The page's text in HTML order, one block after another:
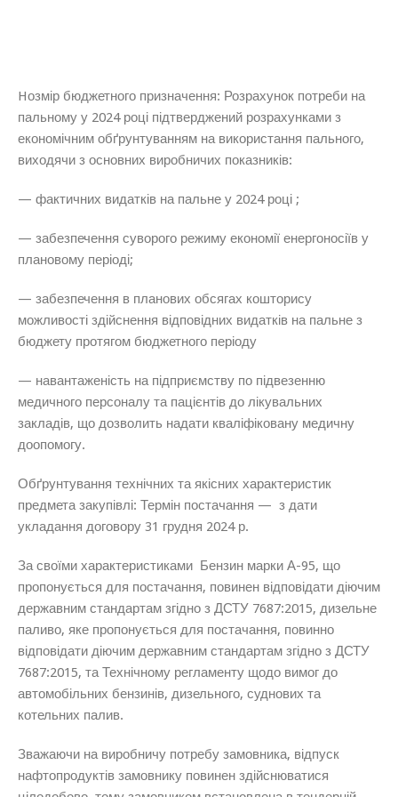
Hозмір бюджетного призначення: Розрахунок потреби на
пальному у 2024 році підтверджений розрахунками з
економічним обґрунтуванням на використання пального,
виходячи з основних виробничих показників:
— фактичних видатків на пальне у 2024 році ;
— забезпечення суворого режиму економії енергоносіїв у
плановому періоді;
— забезпечення в планових обсягах кошторису
можливості здійснення відповідних видатків на пальне з
бюджету протягом бюджетного періоду
— навантаженість на підприємству по підвезенню
медичного персоналу та пацієнтів до лікувальних
закладів, що дозволить надати кваліфіковану медичну
доопомогу.
Обґрунтування технічних та якісних характеристик
предмета закупівлі: Термін постачання — з дати
укладання договору 31 грудня 2024 р.
За своїми характеристиками Бензин марки А-95, що
пропонується для постачання, повинен відповідати діючим
державним стандартам згідно з ДСТУ 7687:2015, дизельне
паливо, яке пропонується для постачання, повинно
відповідати діючим державним стандартам згідно з ДСТУ
7687:2015, та Технічному регламенту щодо вимог до
автомобільних бензинів, дизельного, суднових та
котельних палив.
Зважаючи на виробничу потребу замовника, відпуск
нафтопродуктів замовнику повинен здійснюватися